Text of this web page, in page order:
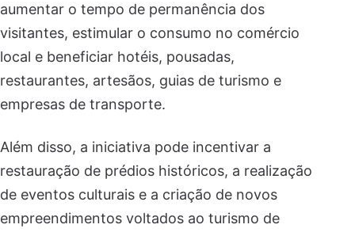
aumentar o tempo de permanência dos
visitantes, estimular o consumo no comércio
local e beneficiar hotéis, pousadas,
restaurantes, artesãos, guias de turismo e
empresas de transporte.
Além disso, a iniciativa pode incentivar a
restauração de prédios históricos, a realização
de eventos culturais e a criação de novos
empreendimentos voltados ao turismo de